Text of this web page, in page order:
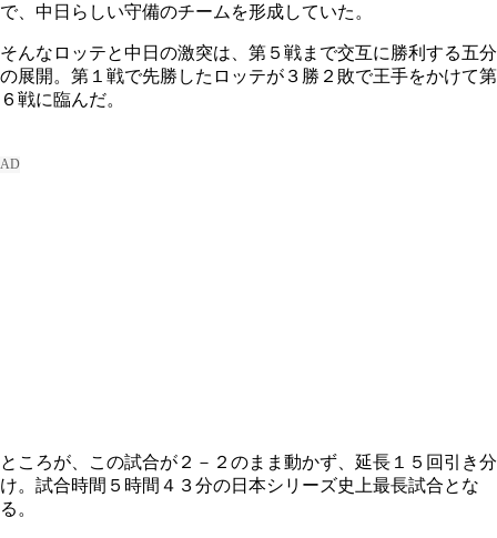
で、中日らしい守備のチームを形成していた。
そんなロッテと中日の激突は、第５戦まで交互に勝利する五分
の展開。第１戦で先勝したロッテが３勝２敗で王手をかけて第
６戦に臨んだ。
ところが、この試合が２－２のまま動かず、延長１５回引き分
け。試合時間５時間４３分の日本シリーズ史上最長試合とな
る。